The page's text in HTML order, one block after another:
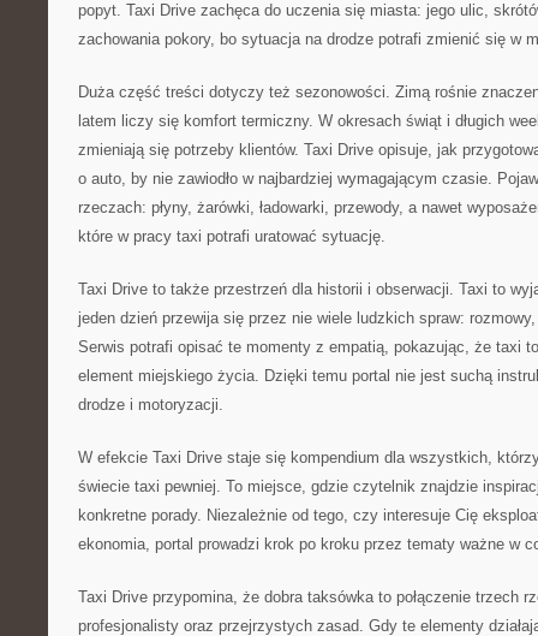
popyt. Taxi Drive zachęca do uczenia się miasta: jego ulic,
zachowania pokory, bo sytuacja na drodze potrafi zmienić się w
Duża część treści dotyczy też sezonowości. Zimą rośnie
latem liczy się komfort termiczny. W okresach świąt i długich
zmieniają się potrzeby klientów. Taxi Drive opisuje, jak
o auto, by nie zawiodło w najbardziej wymagającym czasie.
rzeczach: płyny, żarówki, ładowarki, przewody, a nawet
które w pracy taxi potrafi uratować sytuację.
Taxi Drive to także przestrzeń dla historii i obserwacji. Taxi to
jeden dzień przewija się przez nie wiele ludzkich spraw:
Serwis potrafi opisać te momenty z empatią, pokazując, że taxi
element miejskiego życia. Dzięki temu portal nie jest suchą
drodze i motoryzacji.
W efekcie Taxi Drive staje się kompendium dla wszystkich,
świecie taxi pewniej. To miejsce, gdzie czytelnik znajdzie
konkretne porady. Niezależnie od tego, czy interesuje Cię
ekonomia, portal prowadzi krok po kroku przez tematy ważne w
Taxi Drive przypomina, że dobra taksówka to połączenie trzech
profesjonalisty oraz przejrzystych zasad. Gdy te elementy